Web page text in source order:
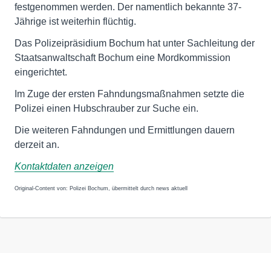
festgenommen werden. Der namentlich bekannte 37-
Jährige ist weiterhin flüchtig.
Das Polizeipräsidium Bochum hat unter Sachleitung der
Staatsanwaltschaft Bochum eine Mordkommission
eingerichtet.
Im Zuge der ersten Fahndungsmaßnahmen setzte die
Polizei einen Hubschrauber zur Suche ein.
Die weiteren Fahndungen und Ermittlungen dauern
derzeit an.
Kontaktdaten anzeigen
Original-Content von: Polizei Bochum, übermittelt durch news aktuell